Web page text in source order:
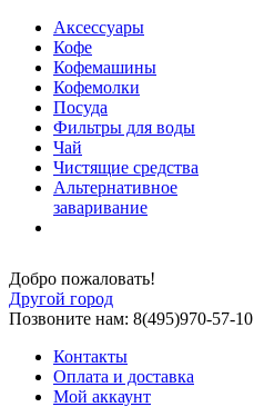
Аксессуары
Кофе
Кофемашины
Кофемолки
Посуда
Фильтры для воды
Чай
Чистящие средства
Альтернативное
заваривание
Добро пожаловать!
Другой город
Позвоните нам: 8(495)970-57-10
Контакты
Оплата и доставка
Мой аккаунт